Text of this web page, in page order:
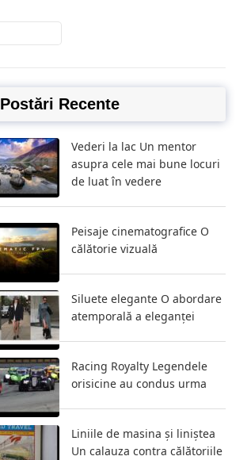
Postări Recente
Vederi la lac Un mentor
asupra cele mai bune locuri
de luat în vedere
Peisaje cinematografice O
călătorie vizuală
Siluete elegante O abordare
atemporală a eleganței
Racing Royalty Legendele
orisicine au condus urma
Liniile de masina și liniștea
Un calauza contra călătoriile